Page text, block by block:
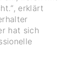
erklärt
hat sich